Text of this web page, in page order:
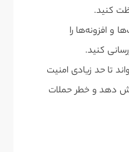
کنید.
و افزونه‌ها را
کنید.
تا حد زیادی امنیت
دهد و خطر حملات